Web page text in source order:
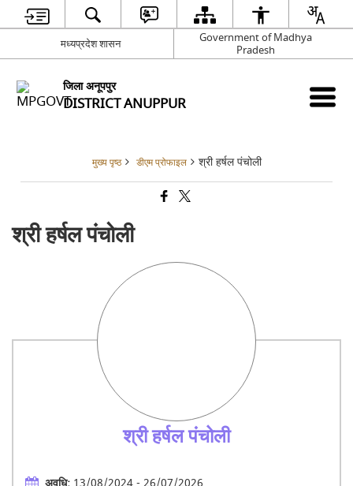
मध्यप्रदेश शासन
Government of Madhya
Pradesh
जिला अनूपपुर
DISTRICT ANUPPUR
मुख्य पृष्ठ डीएम प्रोफाइल श्री हर्षल पंचोली
श्री हर्षल पंचोली
श्री हर्षल पंचोली